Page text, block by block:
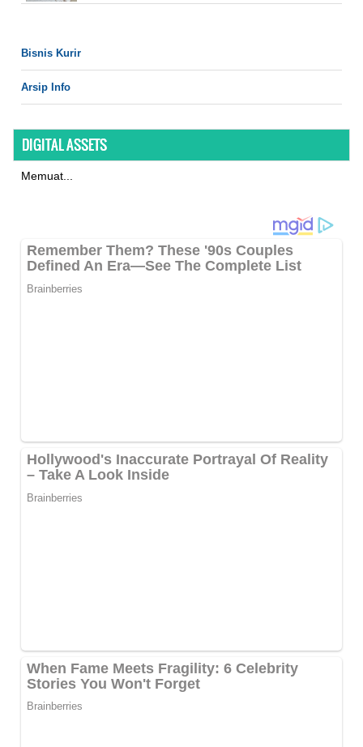
Bisnis Kurir
Arsip Info
DIGITAL ASSETS
Memuat...